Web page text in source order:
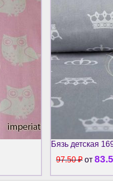
Бязь детская
97.50₽ от